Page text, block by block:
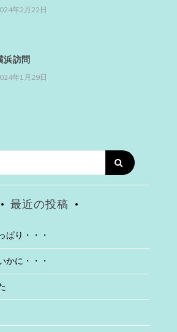
年2月22日
浜訪問
年1月29日
最近の投稿
ぱり・・・
かに・・・